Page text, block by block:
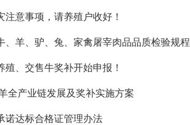
注意事项，请养殖户收好！
、羊、驴、兔、家禽屠宰肉品品质检验规程
殖、交售牛奖补开始申报！
全产业链发展及奖补实施方案
诺达标合格证管理办法